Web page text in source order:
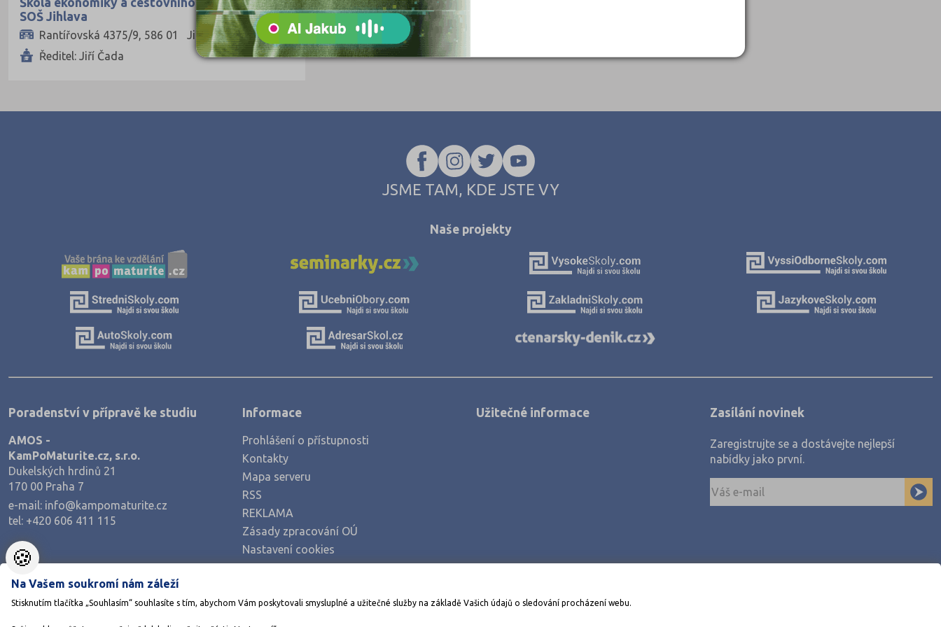
Kladno (5)
Kolín (2)
Mladá Boleslav (1)
Nový Jičín (2)
Nymburk (3)
Olomouc (5)
Ostrava-město (11)
Plzeň-město (7)
Příbram (1)
Rokycany (1)
SOŠ Jihlava
Rantířovská 4375/9, 586 01 Jihlava
Ředitel: Jiří Čada
JSME TAM, KDE JSTE VY
Naše projekty
Poradenství v přípravě ke studiu
AMOS -
KamPoMaturite.cz, s.r.o.
Dukelských hrdinů 21
170 00 Praha 7
e-mail: info@kampomaturite.cz
tel: +420 606 411 115
Informace
Prohlášení o přístupnosti
Kontakty
Mapa serveru
RSS
REKLAMA
Zásady zpracování OÚ
Nastavení cookies
Stáhněte si aplikaci Adresář škol
Užitečné informace Zasílání novinek
Zaregistrujte se a dostávejte nejlepší
nabídky jako první.
🍪
Na Vašem soukromí nám záleží
Stisknutím tlačítka „Souhlasím“ souhlasíte s tím, abychom Vám poskytovali smysluplné a užitečné služby na základě Vašich údajů o sledování procházení webu.